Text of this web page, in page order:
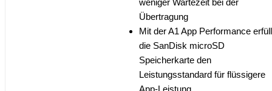
weniger Wartezeit bei der
Übertragung
Mit der A1 App Performance
die SanDisk microSD
Speicherkarte den
Leistungsstandard für flüssigere